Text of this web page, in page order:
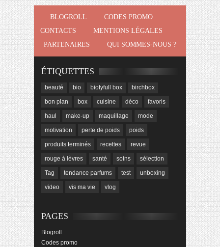
BLOGROLL
CODES PROMO
CONTACTS
MENTIONS LÉGALES
PARTENAIRES
QUI SOMMES-NOUS ?
ÉTIQUETTES
beauté bio biotyfull box birchbox
bon plan box cuisine déco favoris
haul make-up maquillage mode
motivation perte de poids poids
produits terminés recettes revue
rouge à lèvres santé soins sélection
Tag tendance parfums test unboxing
video vis ma vie vlog
PAGES
Blogroll
Codes promo